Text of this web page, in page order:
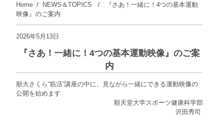
Home/ NEWS＆TOPICS / 『さあ！一緒に！4つの基本運動
映像』のご案内
2026年5月13日
『さあ！一緒に！4つの基本運動映像』のご案
内
順大さくら“筋活”講座の中に、見ながら一緒にできる運動映像の
公開を始めます
順天堂大学スポーツ健康科学部
沢田秀司